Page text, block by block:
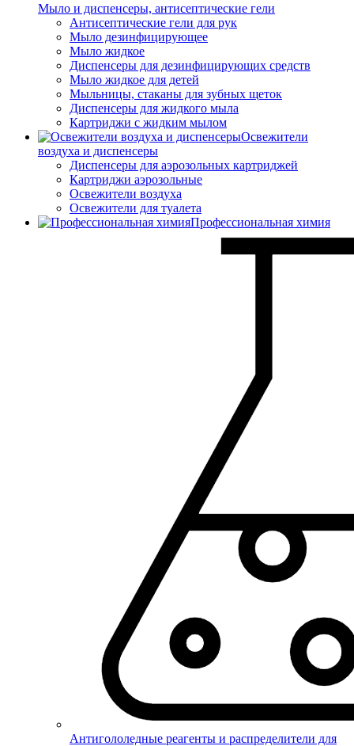
Мыло и диспенсеры, антисептические гели
Антисептические гели для рук
Мыло дезинфицирующее
Мыло жидкое
Диспенсеры для дезинфицирующих средств
Мыло жидкое для детей
Мыльницы, стаканы для зубных щеток
Диспенсеры для жидкого мыла
Картриджи с жидким мылом
Освежители
воздуха и диспенсеры
Диспенсеры для аэрозольных картриджей
Картриджи аэрозольные
Освежители воздуха
Освежители для туалета
Профессиональная химия
Антигололедные реагенты и распределители для